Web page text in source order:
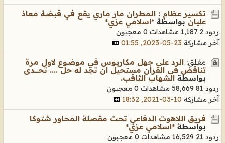
تكسير عظام : المطران مار ماري يقع في قبضة معاذ
عليان بواسطة *اسلامي عزي*
ردود 2 1,187 مشاهدات
0 معجبون
آخر مشاركة 23-05-2023, 01:55
مغلق: الرد على جهل مكاريوس في موضوع لاول مرة
تناقض فى القران مستحيل ان تجد له حل .... تحـــــــدى
بواسطة الشهاب الثاقب.
ردود 81 58,669 مشاهدات
0 معجبون
آخر مشاركة 10-03-2021, 18:32
فريق اللاهوت الدفاعي تحت مقصلة المحاور شتوكا
بواسطة *اسلامي عزي*
ردود 21 16,529 مشاهدات
0 معجبون